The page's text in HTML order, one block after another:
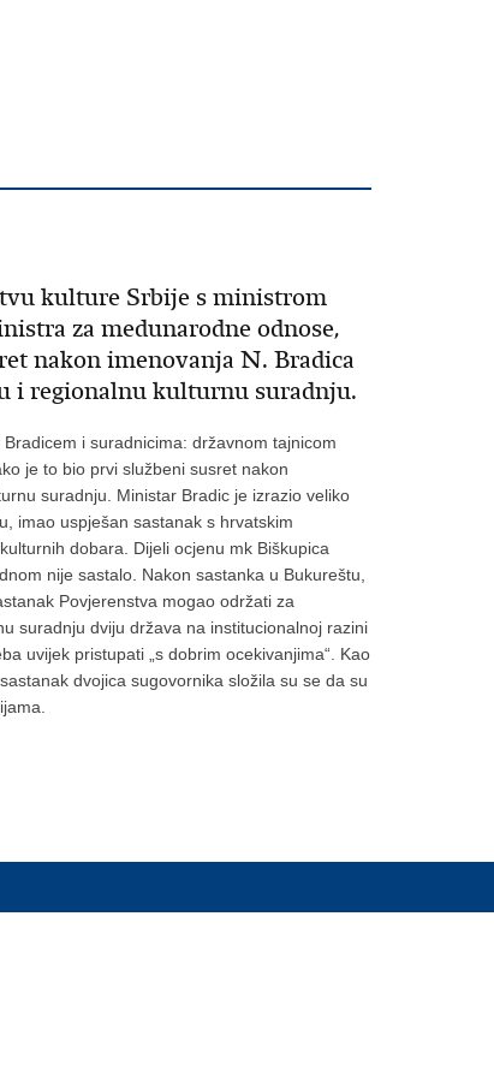
kulture Srbije s ministrom
za medunarodne odnose,
nakon imenovanja N. Bradica
i regionalnu kulturnu suradnju.
i suradnicima: državnom tajnicom
je to bio prvi službeni susret nakon
suradnju. Ministar Bradic je izrazio veliko
imao uspješan sastanak s hrvatskim
dobara. Dijeli ocjenu mk Biškupica
nije sastalo. Nakon sastanka u Bukureštu,
Povjerenstva mogao održati za
suradnju dviju država na institucionalnoj razini
uvijek pristupati „s dobrim ocekivanjima“. Kao
dvojica sugovornika složila su se da su